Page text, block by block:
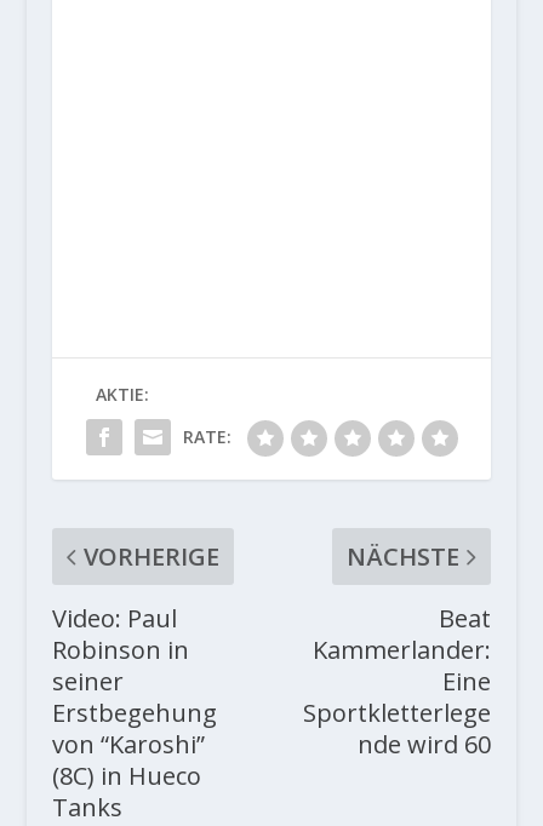
AKTIE:
RATE:
VORHERIGE
Video: Paul
Robinson in
seiner
Erstbegehung
von “Karoshi”
(8C) in Hueco
Tanks
NÄCHSTE
Beat
Kammerlander:
Eine
Sportkletterlege
nde wird 60